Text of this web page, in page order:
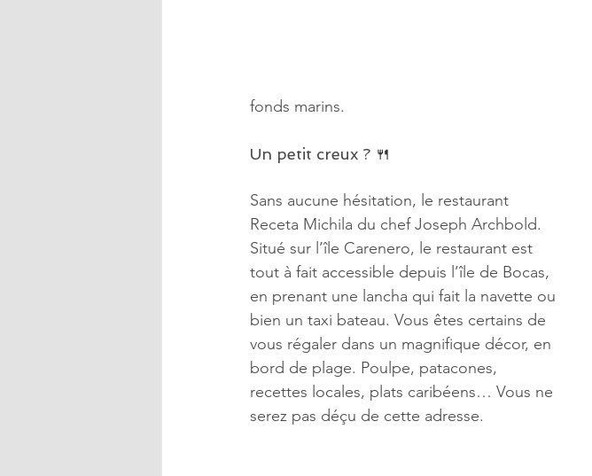
fonds marins.
Un petit creux ? 🍴
Sans aucune hésitation, le restaurant
Receta Michila du chef Joseph Archbold.
Situé sur l’île Carenero, le restaurant est
tout à fait accessible depuis l’île de Bocas,
en prenant une lancha qui fait la navette ou
bien un taxi bateau. Vous êtes certains de
vous régaler dans un magnifique décor, en
bord de plage. Poulpe, patacones,
recettes locales, plats caribéens… Vous ne
serez pas déçu de cette adresse.